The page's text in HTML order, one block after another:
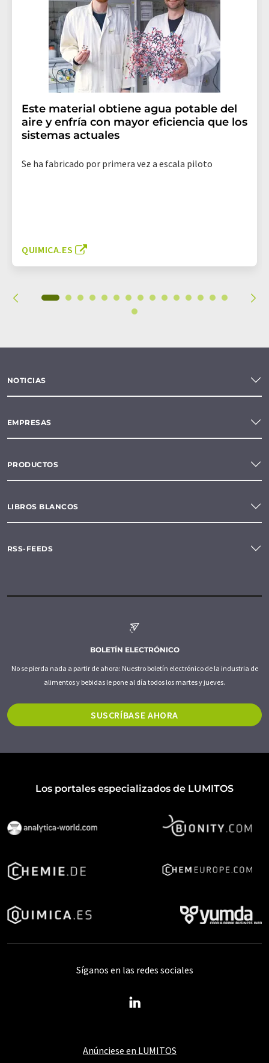
Este material obtiene agua potable del
aire y enfría con mayor eficiencia que los
sistemas actuales
Se ha fabricado por primera vez a escala piloto
QUIMICA.ES
NOTICIAS
EMPRESAS
PRODUCTOS
LIBROS BLANCOS
RSS-FEEDS
BOLETÍN ELECTRÓNICO
No se pierda nada a partir de ahora: Nuestro boletín electrónico de la industria de
alimentos y bebidas le pone al día todos los martes y jueves.
SUSCRÍBASE AHORA
Los portales especializados de LUMITOS
Anúnciese en LUMITOS
Síganos en las redes sociales